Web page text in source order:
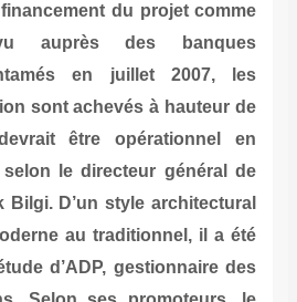
du projet comme
auprès des banques
en juillet 2007, les
sont achevés à hauteur de
être opérationnel en
le directeur général de
Bilgi. D’un style architectural
au traditionnel, il a été
d’ADP, gestionnaire des